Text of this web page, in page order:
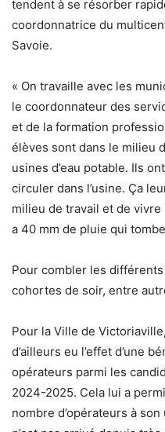
tendent à se résorber
coordonnatrice du
Savoie.
« On travaille avec les
le coordonnateur des
et de la formation
élèves sont dans le milieu
usines d’eau potable. Ils
circuler dans l’usine. Ça
milieu de travail et de vivre
a 40 mm de pluie qui
Pour combler les
cohortes de soir, entre
Pour la Ville de
d’ailleurs eu l’effet d’une
opérateurs parmi les
2024-2025. Cela lui a
nombre d’opérateurs à